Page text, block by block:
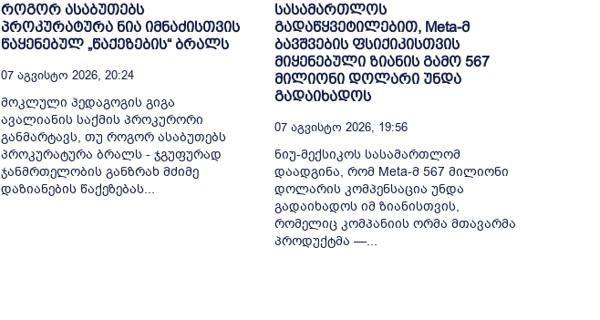
როგორ ასაბუთებს
პროკურატურა ნია იმნაძისთვის
წაყენებულ „წაქეზების“ ბრალს
07 Აგვისტო 2026, 20:24
მოკლული პედაგოგის გიგა
ავალიანის საქმის პროკურორი
განმარტავს, თუ როგორ ასაბუთებს
პროკურატურა ბრალს - ჯგუფურად
ჯანმრთელობის განზრახ მძიმე
დაზიანების წაქეზებას...
სასამართლოს
გადაწყვეტილებით, Meta-მ
ბავშვების ფსიქიკისთვის
მიყენებული ზიანის გამო 567
მილიონი დოლარი უნდა
გადაიხადოს
07 Აგვისტო 2026, 19:56
ნიუ-მექსიკოს სასამართლომ
დაადგინა, რომ Meta-მ 567 მილიონი
დოლარის კომპენსაცია უნდა
გადაიხადოს იმ ზიანისთვის,
რომელიც კომპანიის ორმა მთავარმა
პროდუქტმა —...